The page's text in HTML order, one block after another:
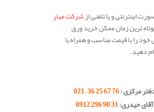
اینترنتی و یا تلفنی ازشرکت مهار
ترین زمان ممکن خرید ورق
خود را با قیمت مناسب و همراه با
دهید.
مرکزی :76 67 25 36 – 021
آقای حیدری:31 90 296 0912